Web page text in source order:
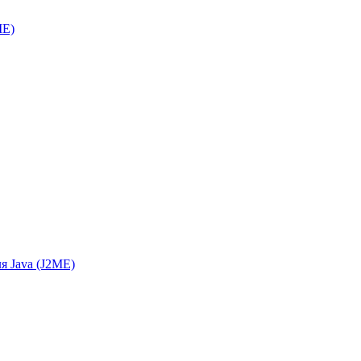
Java (J2ME)